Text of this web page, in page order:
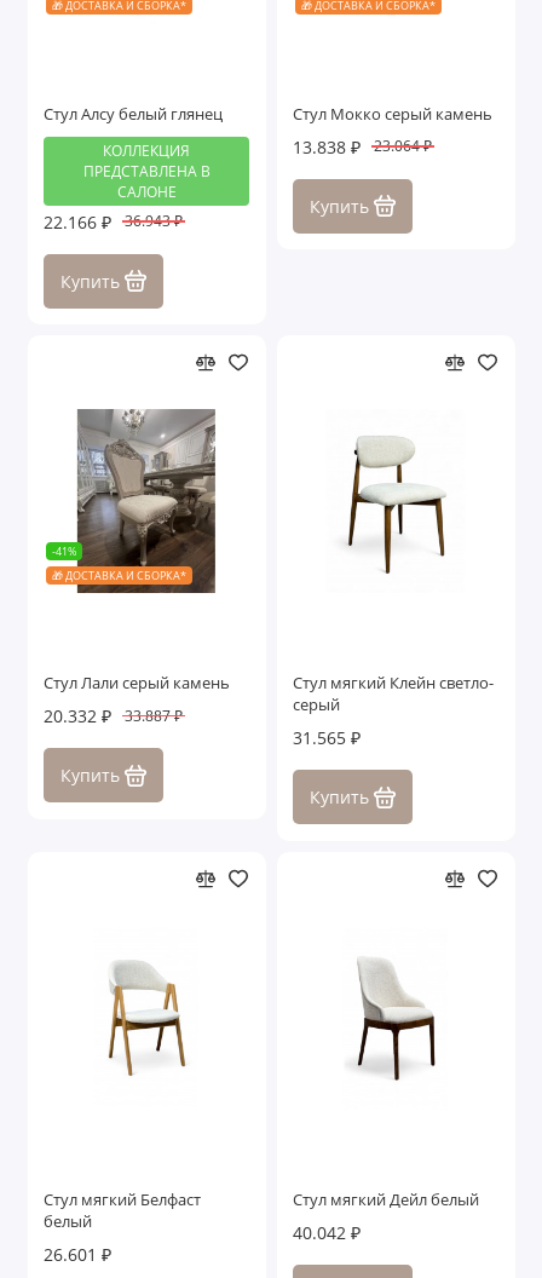
🎁 ДОСТАВКА И СБОРКА*
Стул Алсу белый глянец
КОЛЛЕКЦИЯ
ПРЕДСТАВЛЕНА В
САЛОНЕ
22.166 ₽ 36.943 ₽
Купить
🎁 ДОСТАВКА И СБОРКА*
Стул Мокко серый камень
13.838 ₽ 23.064 ₽
Купить
-41%
🎁 ДОСТАВКА И СБОРКА*
Стул Лали серый камень
20.332 ₽ 33.887 ₽
Купить
Стул мягкий Клейн светло-
серый
31.565 ₽
Купить
Стул мягкий Белфаст
белый
26.601 ₽
Стул мягкий Дейл белый
40.042 ₽